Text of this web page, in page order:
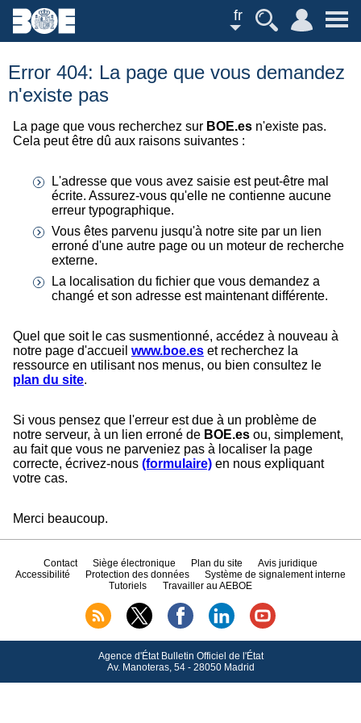
fr
Error 404: La page que vous demandez
n'existe pas
La page que vous recherchez sur BOE.es n'existe pas.
Cela peut être dû aux raisons suivantes :
L'adresse que vous avez saisie est peut-être mal
écrite. Assurez-vous qu'elle ne contienne aucune
erreur typographique.
Vous êtes parvenu jusqu'à notre site par un lien
erroné d'une autre page ou un moteur de recherche
externe.
La localisation du fichier que vous demandez a
changé et son adresse est maintenant différente.
Quel que soit le cas susmentionné, accédez à nouveau à
notre page d'accueil www.boe.es et recherchez la
ressource en utilisant nos menus, ou bien consultez le
plan du site.
Si vous pensez que l'erreur est due à un problème de
notre serveur, à un lien erroné de BOE.es ou, simplement,
au fait que vous ne parveniez pas à localiser la page
correcte, écrivez-nous (formulaire) en nous expliquant
votre cas.
Merci beaucoup.
Contact Siège électronique Plan du site
Avis juridique
Accessibilité
Protection des données
Système de signalement interne
Tutoriels
Travailler au AEBOE
Agence d'État Bulletin Officiel de l'État
Av.Manoteras, 54 - 28050 Madrid